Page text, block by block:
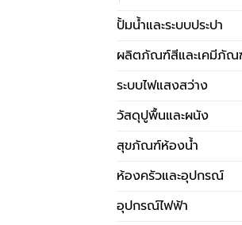
ปั้มน้ำและระบบประปา
ผลิตภัณฑ์สีและเคมีภัณ
ระบบไฟแสงสว่าง
วัสดุปูพื้นและผนัง
สุขภัณฑ์ห้องน้ำ
ห้องครัวและอุปกรณ์
อุปกรณ์ไฟฟ้า